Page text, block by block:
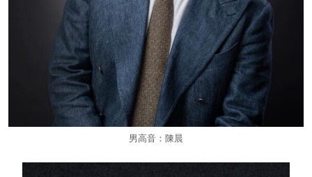
男高音：陳晨